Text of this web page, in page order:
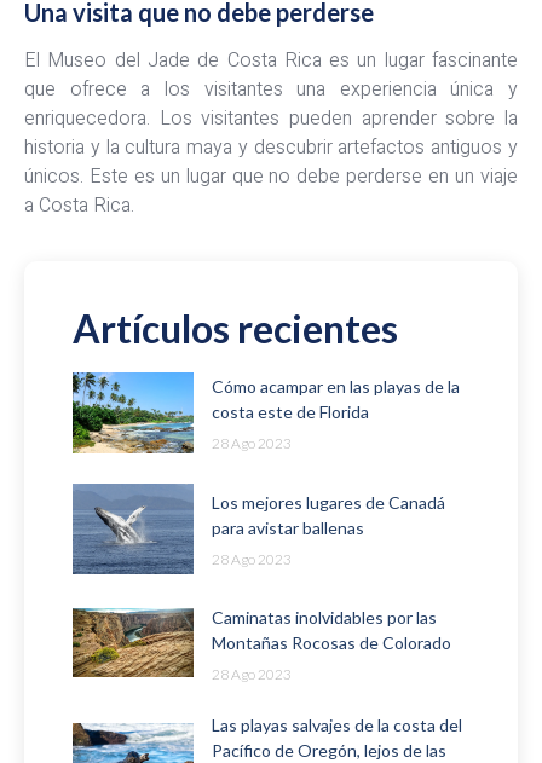
Una visita que no debe perderse
El Museo del Jade de Costa Rica es un lugar fascinante
que ofrece a los visitantes una experiencia única y
enriquecedora. Los visitantes pueden aprender sobre la
historia y la cultura maya y descubrir artefactos antiguos y
únicos. Este es un lugar que no debe perderse en un viaje
a Costa Rica.
Artículos recientes
Cómo acampar en las playas de la
costa este de Florida
28 Ago 2023
Los mejores lugares de Canadá
para avistar ballenas
28 Ago 2023
Caminatas inolvidables por las
Montañas Rocosas de Colorado
28 Ago 2023
Las playas salvajes de la costa del
Pacífico de Oregón, lejos de las